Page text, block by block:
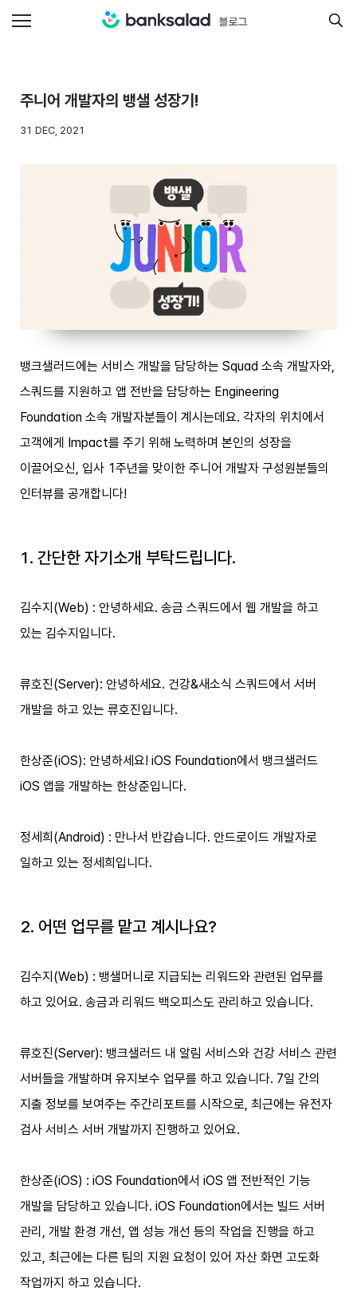
주니어 개발자의 뱅샐 성장기!
31 DEC, 2021
뱅크샐러드에는 서비스 개발을 담당하는 Squad 소속 개발자와,
스쿼드를 지원하고 앱 전반을 담당하는 Engineering
Foundation 소속 개발자분들이 계시는데요. 각자의 위치에서
고객에게 Impact를 주기 위해 노력하며 본인의 성장을
이끌어오신, 입사 1주년을 맞이한 주니어 개발자 구성원분들의
인터뷰를 공개합니다!
1. 간단한 자기소개 부탁드립니다.
김수지(Web) : 안녕하세요. 송금 스쿼드에서 웹 개발을 하고
있는 김수지입니다.
류호진(Server): 안녕하세요. 건강&새소식 스쿼드에서 서버
개발을 하고 있는 류호진입니다.
한상준(iOS): 안녕하세요! iOS Foundation에서 뱅크샐러드
iOS 앱을 개발하는 한상준입니다.
정세희(Android) : 만나서 반갑습니다. 안드로이드 개발자로
일하고 있는 정세희입니다.
2. 어떤 업무를 맡고 계시나요?
김수지(Web) : 뱅샐머니로 지급되는 리워드와 관련된 업무를
하고 있어요. 송금과 리워드 백오피스도 관리하고 있습니다.
류호진(Server): 뱅크샐러드 내 알림 서비스와 건강 서비스 관련
서버들을 개발하며 유지보수 업무를 하고 있습니다. 7일 간의
지출 정보를 보여주는 주간리포트를 시작으로, 최근에는 유전자
검사 서비스 서버 개발까지 진행하고 있어요.
한상준(iOS) : iOS Foundation에서 iOS 앱 전반적인 기능
개발을 담당하고 있습니다. iOS Foundation에서는 빌드 서버
관리, 개발 환경 개선, 앱 성능 개선 등의 작업을 진행을 하고
있고, 최근에는 다른 팀의 지원 요청이 있어 자산 화면 고도화
작업까지 하고 있습니다.